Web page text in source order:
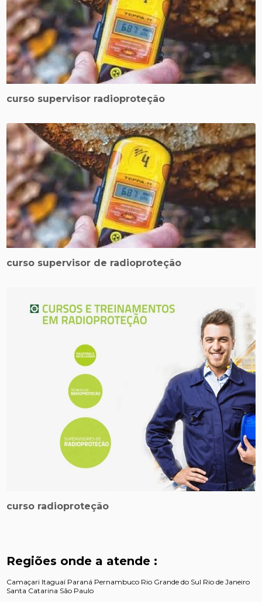
curso supervisor radioproteção
curso supervisor de radioproteção
curso radioproteção
Regiões onde a atende :
Camaçari Itaguaí Paraná Pernambuco Rio Grande do Sul Rio de Janeiro
Santa Catarina São Paulo